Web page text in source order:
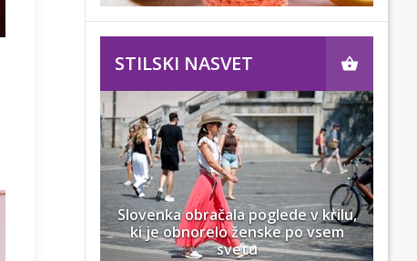
STILSKI NASVET
Slovenka obračala poglede v krilu,
ki je obnorelo ženske po vsem
svetu